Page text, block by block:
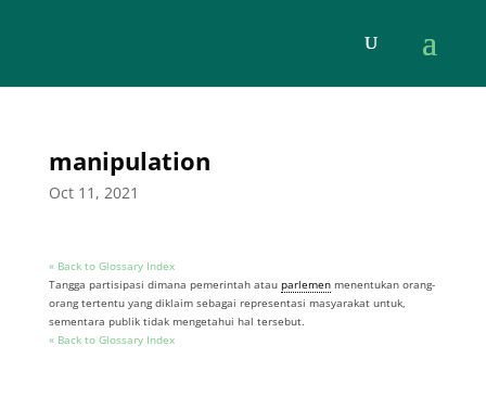
manipulation
Oct 11, 2021
« Back to Glossary Index
Tangga partisipasi dimana pemerintah atau parlemenmenentukan orang-
orang tertentu yang diklaim sebagai representasi masyarakat untuk,
sementara publik tidak mengetahui hal tersebut.
« Back to Glossary Index